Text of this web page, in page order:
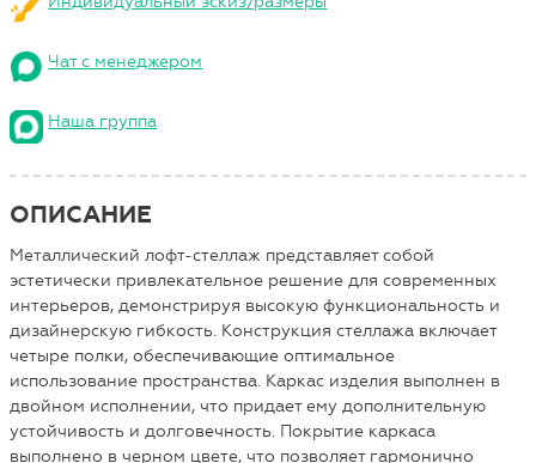
Чат с менеджером
Наша группа
ОПИСАНИЕ
Металлический лофт-стеллаж представляет собой
эстетически привлекательное решение для современных
интерьеров, демонстрируя высокую функциональность и
дизайнерскую гибкость. Конструкция стеллажа включает
четыре полки, обеспечивающие оптимальное
использование пространства. Каркас изделия выполнен в
двойном исполнении, что придает ему дополнительную
устойчивость и долговечность. Покрытие каркаса
выполнено в черном цвете, что позволяет гармонично